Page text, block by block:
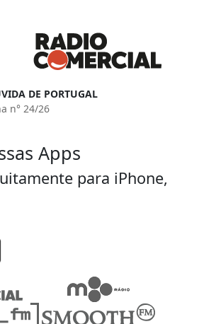
DE PORTUGAL
n° 24/26
Apps
para iPhone,